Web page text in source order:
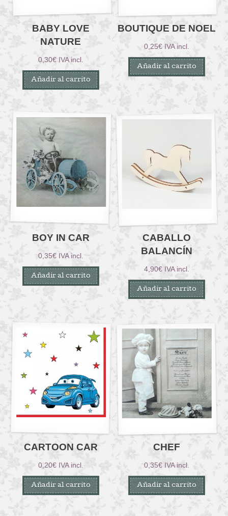
BABY LOVE
NATURE
0,30€ IVA incl.
Añadir al carrito
BOUTIQUE DE NOEL
0,25€ IVA incl.
Añadir al carrito
BOY IN CAR
0,35€ IVA incl.
Añadir al carrito
CABALLO
BALANCÍN
4,90€ IVA incl.
Añadir al carrito
CARTOON CAR
0,20€ IVA incl.
Añadir al carrito
CHEF
0,35€ IVA incl.
Añadir al carrito